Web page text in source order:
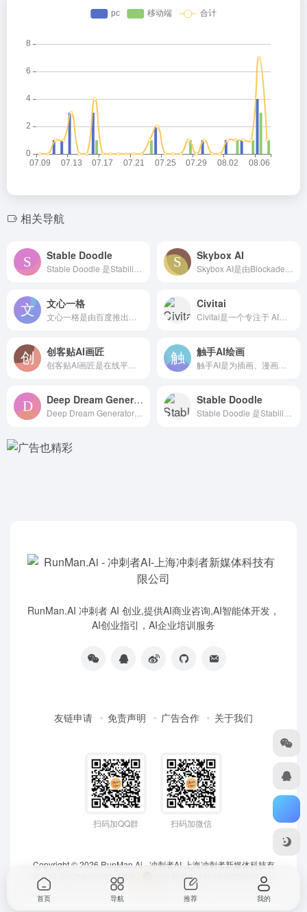
相关导航
Stable Doodle Skybox AI
文心一格 Civitai
创客贴AI画匠 触手AI绘画
Deep Dream Generator Stable Doodle
RunMan.AI 冲刺者 AI 创业,提供AI商业咨询,AI智能体开发，
AI创业指引，AI企业培训服务
友链申请 免责声明 广告合作 关于我们
扫码加QQ群 扫码加微信
Copyright © 2026 RunMan.Ai - 冲刺者AI-上海冲刺者新媒体科技有
限公司
沪ICP备05007953号 沪公网安备 31010402000911号
首页 导航 推荐 我的